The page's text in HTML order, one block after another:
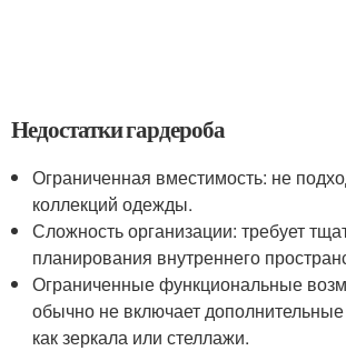
Недостатки гардероба
Ограниченная вместимость: не
коллекций одежды.
Сложность организации: требует
планирования внутреннего
Ограниченные функциональные
обычно не включает
как зеркала или стеллажи.